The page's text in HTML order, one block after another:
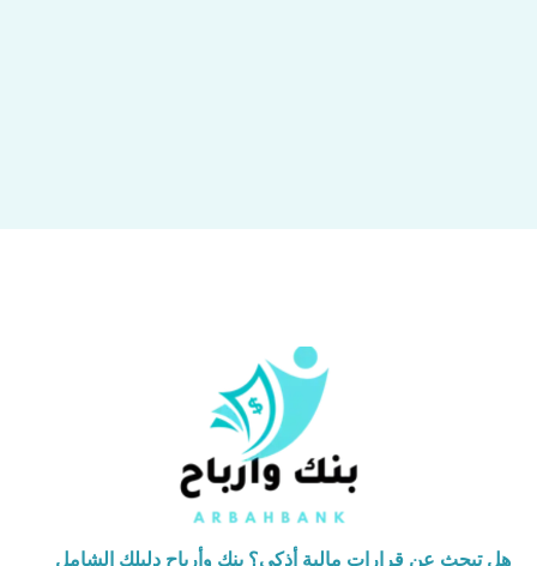
هل تبحث عن قرارات مالية أذكى؟ بنك وأرباح دليلك الشامل